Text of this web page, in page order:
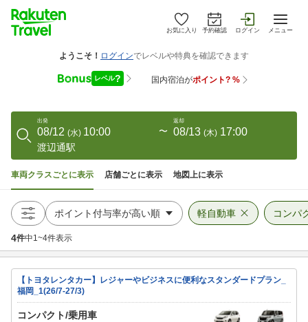
お気に入り 予約確認 ログイン メニュー
出発
08/12 (水) 10:00 〜
返却
08/13 (木) 17:00
渡辺通駅
車両クラスごとに表示 店舗ごとに表示 地図上に表示
軽自動車 コンパ
4件中1~4件表示
【トヨタレンタカー】レジャーやビジネスに便利なスタンダードプラン_
福岡_1(26/7-27/3)
コンパクト/乗用車